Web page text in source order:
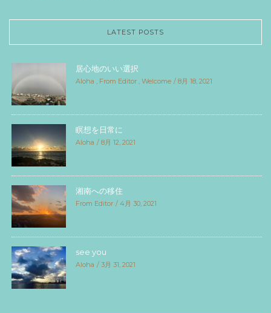
LATEST POSTS
居心地のいい選択
Aloha From Editor ,Welcome 8月 18, 2021
瞑想を日常に
Aloha 8月 12, 2021
湘南への移住
From Editor 4月 30, 2021
see you
Aloha 3月 31, 2021